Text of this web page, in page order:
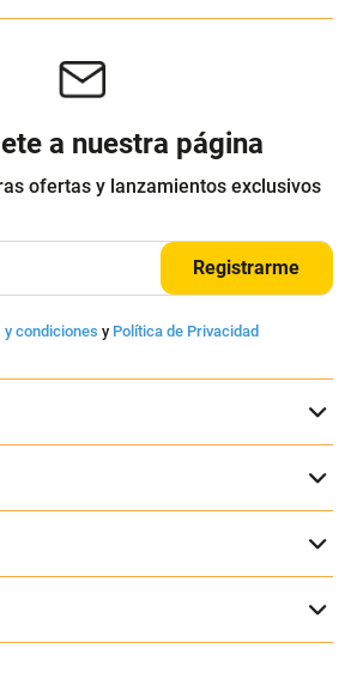
a nuestra página
ofertas y lanzamientos exclusivos
Registrarme
y condiciones y Política de Privacidad